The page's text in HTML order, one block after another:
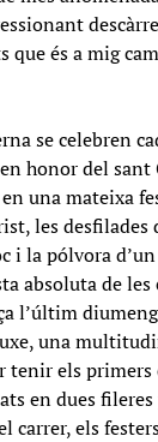
que és a mig
se celebren
honor del
una mateixa
les desfilades
i la pólvora
absoluta de les
l’últim
una
tenir els primers
en dues fileres
carrer, els